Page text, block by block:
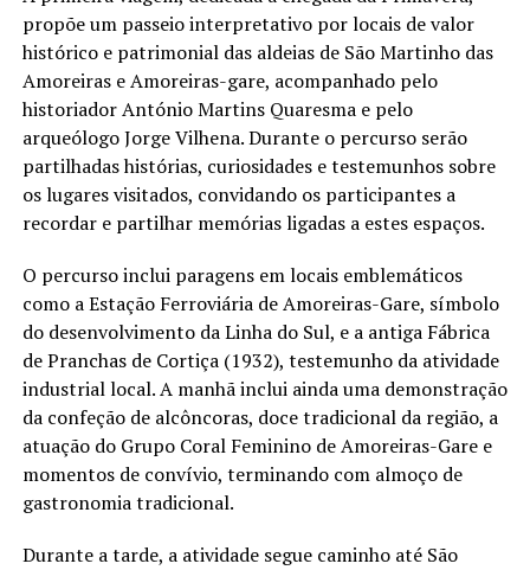
propõe um passeio interpretativo por locais de valor
histórico e patrimonial das aldeias de São Martinho das
Amoreiras e Amoreiras-gare, acompanhado pelo
historiador António Martins Quaresma e pelo
arqueólogo Jorge Vilhena. Durante o percurso serão
partilhadas histórias, curiosidades e testemunhos sobre
os lugares visitados, convidando os participantes a
recordar e partilhar memórias ligadas a estes espaços.
O percurso inclui paragens em locais emblemáticos
como a Estação Ferroviária de Amoreiras-Gare, símbolo
do desenvolvimento da Linha do Sul, e a antiga Fábrica
de Pranchas de Cortiça (1932), testemunho da atividade
industrial local. A manhã inclui ainda uma demonstração
da confeção de alcôncoras, doce tradicional da região, a
atuação do Grupo Coral Feminino de Amoreiras-Gare e
momentos de convívio, terminando com almoço de
gastronomia tradicional.
Durante a tarde, a atividade segue caminho até São